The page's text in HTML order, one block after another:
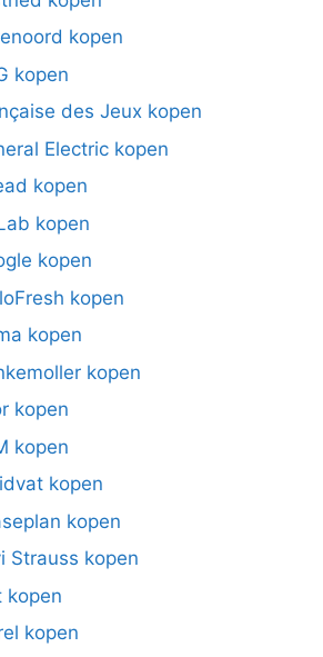
kopen
kopen
des Jeux kopen
Electric kopen
kopen
kopen
kopen
kopen
kopen
kopen
kopen
kopen
kopen
kopen
Strauss kopen
kopen
kopen